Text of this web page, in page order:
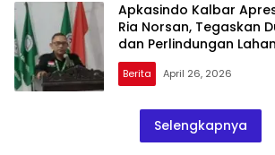
Apkasindo Kalbar
Ria Norsan, Tegaskan
dan Perlindungan
Berita April 26, 2026
Selengkapnya